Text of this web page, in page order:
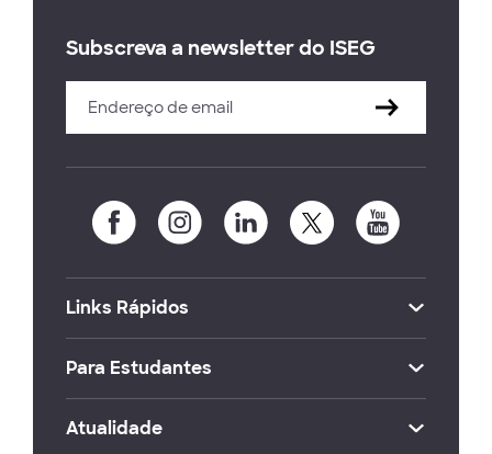
Subscreva a newsletter do ISEG
Links Rápidos
Para Estudantes
Atualidade